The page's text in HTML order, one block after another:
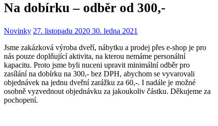
Na dobírku – odběr od 300,-
Novinky 27. listopadu 2020 30. ledna 2021
Jsme zakázková výroba dveří, nábytku a prodej přes e-shop je pro
nás pouze doplňující aktivita, na kterou nemáme personální
kapacitu. Proto jsme byli nuceni upravit minimální odběr pro
zasílání na dobírku na 300,- bez DPH, abychom se vyvarovali
objednávek na jednu dveřní zarážku za 60,-. I nadále je možné
osobně vyzvednout objednávku za jakoukoliv částku. Děkujeme za
pochopení.